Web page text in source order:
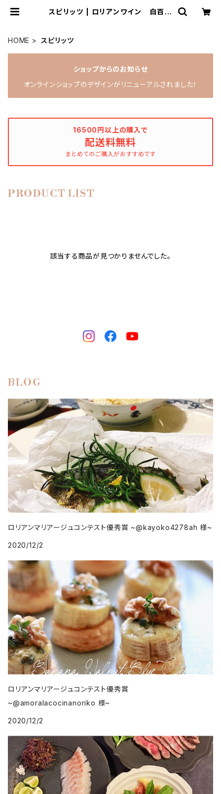
スピリッツ | ロリアンワイン 白百合
HOME スピリッツ
ショップからのお知らせ
オンラインショップのデザインがリニューアルされました！
16500円以上の購入で
配送料無料
まとめてのご購入がおすすめです
PRODUCT LIST
該当する商品が見つかりませんでした。
BLOG
ロリアンマリアージュコンテスト優秀賞 ~@kayoko4278ah 様~
2020/12/2
ロリアンマリアージュコンテスト優秀賞
~@amoralacocinanoriko 様~
2020/12/2